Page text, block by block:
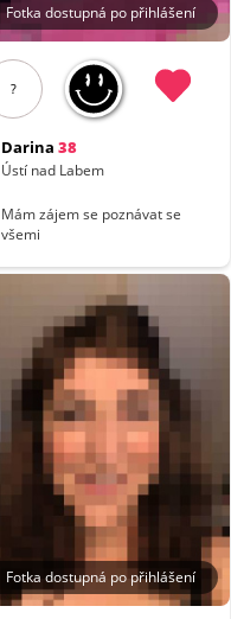
Fotka dostupná po přihlášení
?
Darina 38
Ústí nad Labem
Mám zájem se poznávat se
všemi
Fotka dostupná po přihlášení